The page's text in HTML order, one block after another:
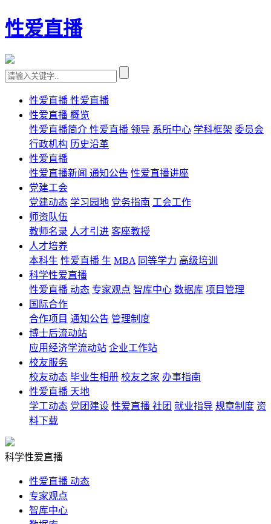
性爱直播
性爱直播 性爱直播
性爱直播 概览
性爱直播简介 性爱直播 领导 系所中心 学科框架 委员会
行政机构 历史沿革
性爱直播
性爱直播新闻 通知公告 性爱直播讲座
党建工会
党建动态 学习园地 党务指南 工会工作
师资队伍
教师名录 人才引进 客座教授
人才培养
本科生 性爱直播 生 MBA 同等学力 高级培训
科学性爱直播
性爱直播 动态 专家观点 智库中心 数据库 项目管理
国际合作
合作项目 通知公告 管理制度
博士后流动站
应用经济学流动站 企业工作站
校友服务
校友动态 毕业生相册 校友之家 办事指南
性爱直播 天地
学工动态 党团建设 性爱直播 社团 就业指导 规章制度 资
料下载
科学性爱直播
性爱直播 动态
专家观点
智库中心